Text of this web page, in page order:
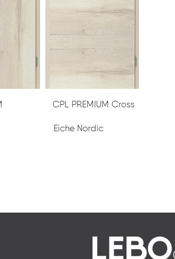
CPL PREMIUM Cross
Eiche Nordic